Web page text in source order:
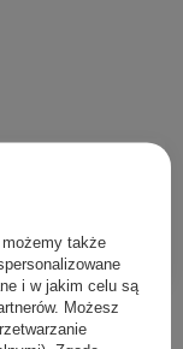
KOSZYKA
również
także
i w jakim celu są
Możesz